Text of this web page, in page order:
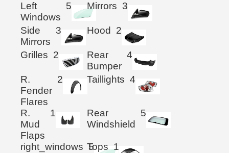
Left
Windows
5 Mirrors 3
Side
Mirrors
3 Hood 2
Grilles 2
Rear
Bumper
4
R.
Fender
Flares
2 Taillights 4
R.
Mud
Flaps
1
Rear
Windshield
5
right_windows 5
Tops 1